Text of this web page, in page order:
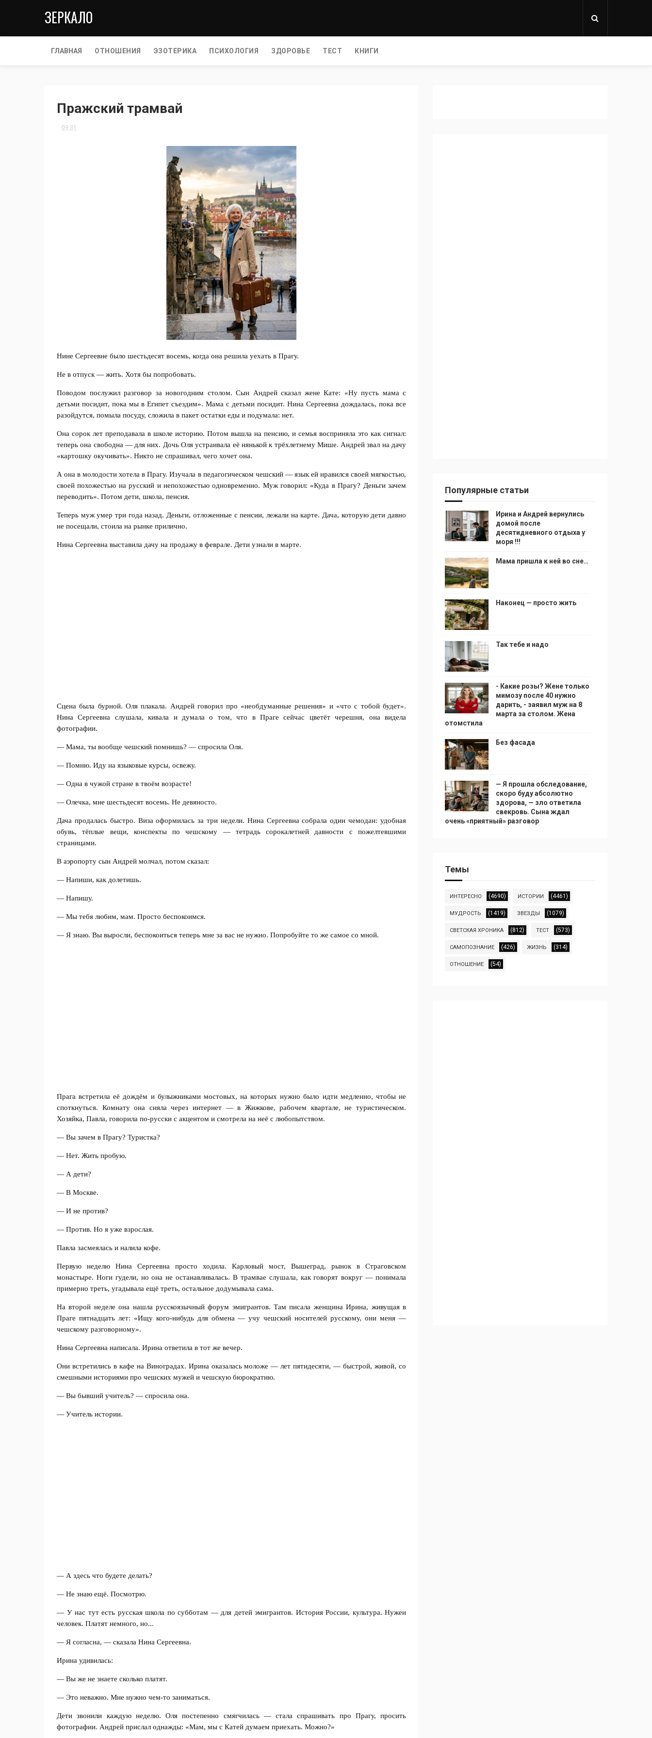
ЗЕРКАЛО
ГЛАВНАЯ ОТНОШЕНИЯ ЭЗОТЕРИКА ПСИХОЛОГИЯ ЗДОРОВЬЕ ТЕСТ КНИГИ
Пражский трамвай
09:31
Нине Сергеевне было шестьдесят восемь, когда она решила уехать в Прагу.
Не в отпуск — жить. Хотя бы попробовать.
Поводом послужил разговор за новогодним столом. Сын Андрей сказал жене Кате: «Ну пусть мама с
детьми посидит, пока мы в Египет съездим». Мама с детьми посидит. Нина Сергеевна дождалась, пока все
разойдутся, помыла посуду, сложила в пакет остатки еды и подумала: нет.
Она сорок лет преподавала в школе историю. Потом вышла на пенсию, и семья восприняла это как сигнал:
теперь она свободна — для них. Дочь Оля устраивала её нянькой к трёхлетнему Мише. Андрей звал на дачу
«картошку окучивать». Никто не спрашивал, чего хочет она.
А она в молодости хотела в Прагу. Изучала в педагогическом чешский — язык ей нравился своей мягкостью,
своей похожестью на русский и непохожестью одновременно. Муж говорил: «Куда в Прагу? Деньги зачем
переводить». Потом дети, школа, пенсия.
Теперь муж умер три года назад. Деньги, отложенные с пенсии, лежали на карте. Дача, которую дети давно
не посещали, стоила на рынке прилично.
Нина Сергеевна выставила дачу на продажу в феврале. Дети узнали в марте.
Сцена была бурной. Оля плакала. Андрей говорил про «необдуманные решения» и «что с тобой будет».
Нина Сергеевна слушала, кивала и думала о том, что в Праге сейчас цветёт черешня, она видела
фотографии.
— Мама, ты вообще чешский помнишь? — спросила Оля.
— Помню. Иду на языковые курсы, освежу.
— Одна в чужой стране в твоём возрасте!
— Олечка, мне шестьдесят восемь. Не девяносто.
Дача продалась быстро. Виза оформилась за три недели. Нина Сергеевна собрала один чемодан: удобная
обувь, тёплые вещи, конспекты по чешскому — тетрадь сорокалетней давности с пожелтевшими
страницами.
В аэропорту сын Андрей молчал, потом сказал:
— Напиши, как долетишь.
— Напишу.
— Мы тебя любим, мам. Просто беспокоимся.
— Я знаю. Вы выросли, беспокоиться теперь мне за вас не нужно. Попробуйте то же самое со мной.
Прага встретила её дождём и булыжниками мостовых, на которых нужно было идти медленно, чтобы не
споткнуться. Комнату она сняла через интернет — в Жижкове, рабочем квартале, не туристическом.
Хозяйка, Павла, говорила по-русски с акцентом и смотрела на неё с любопытством.
— Вы зачем в Прагу? Туристка?
— Нет. Жить пробую.
— А дети?
— В Москве.
— И не против?
— Против. Но я уже взрослая.
Павла засмеялась и налила кофе.
Первую неделю Нина Сергеевна просто ходила. Карловый мост, Вышеград, рынок в Страговском
монастыре. Ноги гудели, но она не останавливалась. В трамвае слушала, как говорят вокруг — понимала
примерно треть, угадывала ещё треть, остальное додумывала сама.
На второй неделе она нашла русскоязычный форум эмигрантов. Там писала женщина Ирина, живущая в
Праге пятнадцать лет: «Ищу кого-нибудь для обмена — учу чешский носителей русскому, они меня —
чешскому разговорному».
Нина Сергеевна написала. Ирина ответила в тот же вечер.
Они встретились в кафе на Виноградах. Ирина оказалась моложе — лет пятидесяти, — быстрой, живой, со
смешными историями про чешских мужей и чешскую бюрократию.
— Вы бывший учитель? — спросила она.
— Учитель истории.
— А здесь что будете делать?
— Не знаю ещё. Посмотрю.
— У нас тут есть русская школа по субботам — для детей эмигрантов. История России, культура. Нужен
человек. Платят немного, но...
— Я согласна, — сказала Нина Сергеевна.
Ирина удивилась:
— Вы же не знаете сколько платят.
— Это неважно. Мне нужно чем-то заниматься.
Дети звонили каждую неделю. Оля постепенно смягчилась — стала спрашивать про Прагу, просить
фотографии. Андрей прислал однажды: «Мам, мы с Катей думаем приехать. Можно?»
Популярные статьи
Ирина и Андрей вернулись
домой после
десятидневного отдыха у
моря !!!
Мама пришла к ней во сне…
Наконец — просто жить
Так тебе и надо
- Какие розы? Жене только
мимозу после 40 нужно
дарить, - заявил муж на 8
марта за столом. Жена
отомстила
Без фасада
— Я прошла обследование,
скоро буду абсолютно
здорова, — зло ответила
свекровь. Сына ждал
очень «приятный» разговор
Темы
ИНТЕРЕСНО (4690) ИСТОРИИ (4461)
МУДРОСТЬ (1419) ЗВЕЗДЫ (1079)
СВЕТСКАЯ ХРОНИКА (812) ТЕСТ (573)
САМОПОЗНАНИЕ (426) ЖИЗНЬ (314)
ОТНОШЕНИЕ (54)